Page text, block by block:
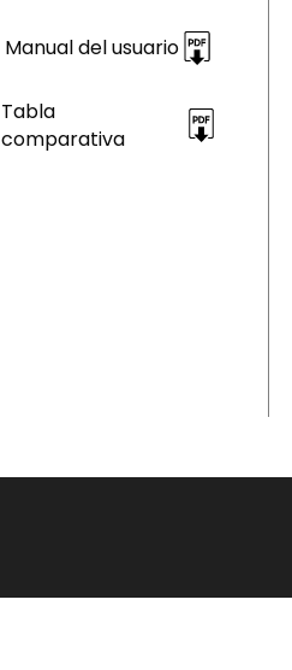
Manual del usuario
Tabla
comparativa